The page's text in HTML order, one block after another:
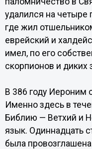
удалился на четыре
где жил
еврейский и
имел, по его
скорпионов и диких
В 386 году Иероним
Именно здесь в
Библию — Ветхий и
язык. Одиннадцать
была